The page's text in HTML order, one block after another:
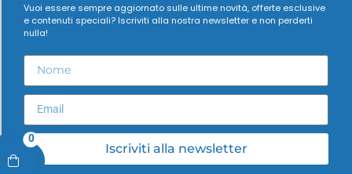
0
Vuoi essere sempre aggiornato sulle ultime novità, offerte esclusive
e contenuti speciali? Iscriviti alla nostra newsletter e non perderti
nulla!
Iscriviti alla newsletter